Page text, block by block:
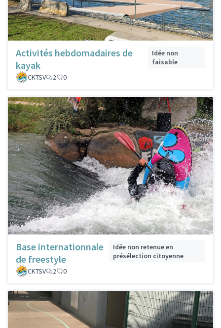
Activités hebdomadaires de
kayak
Idée non
faisable
CKTSV
2 0
Base internationnale
de freestyle
Idée non retenue en
présélection citoyenne
CKTSV
2 0